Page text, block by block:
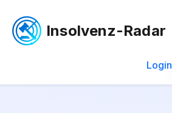
Insolvenz-Radar
Login